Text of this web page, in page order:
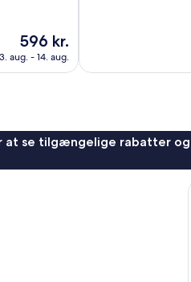
Prisen
er
596 kr.
596 kr.
aug. - 14. aug.
at se tilgængelige rabatter